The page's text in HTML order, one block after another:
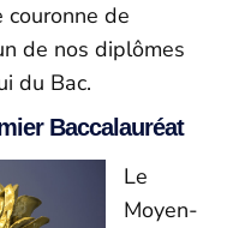
couronne de
de nos diplômes
du Bac.
Baccalauréat
Le
Moyen-